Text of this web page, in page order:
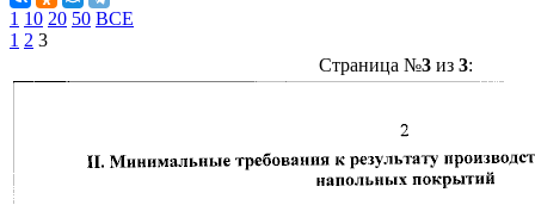
1 10 20 50 ВСЕ
1 2 3
Страница №3из 3: